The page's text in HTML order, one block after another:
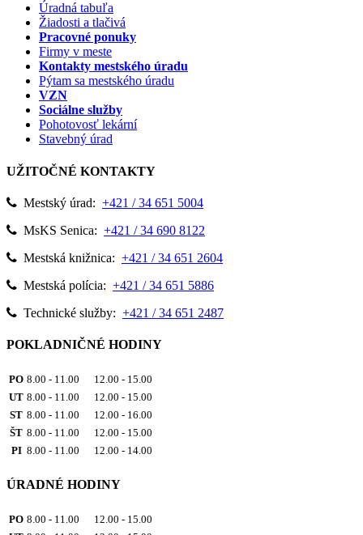
Úradná tabuľa
Žiadosti a tlačivá
Pracovné ponuky
Firmy v meste
Kontakty mestského úradu
Pýtam sa mestského úradu
VZN
Sociálne služby
Pohotovosť lekární
Stavebný úrad
UŽITOČNÉ KONTAKTY
Mestský úrad: +421 / 34 651 5004
MsKS Senica: +421 / 34 690 8122
Mestská knižnica: +421 / 34 651 2604
Mestská polícia: +421 / 34 651 5886
Technické služby: +421 / 34 651 2487
POKLADNIČNÉ HODINY
PO 8.00 - 11.00 12.00 - 15.00
UT 8.00 - 11.00 12.00 - 15.00
ST 8.00 - 11.00 12.00 - 16.00
ŠT 8.00 - 11.00 12.00 - 15.00
PI 8.00 - 11.00 12.00 - 14.00
ÚRADNÉ HODINY
PO 8.00 - 11.00 12.00 - 15.00